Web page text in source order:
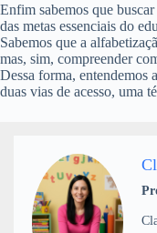
Enfim sabemos que
das metas essenciais do
Sabemos que a
mas, sim, compreender
Dessa forma, entendemos
duas vias de acesso, uma